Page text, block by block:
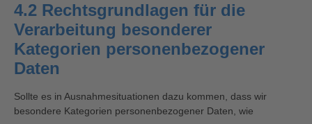
4.2 Rechtsgrundlagen für die
Verarbeitung besonderer
Kategorien personenbezogener
Daten
Sollte es in Ausnahmesituationen dazu kommen, dass wir
besondere Kategorien personenbezogener Daten, wie